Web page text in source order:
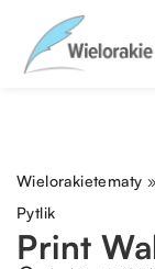
Wielorakietematy »
Pytlik
Print